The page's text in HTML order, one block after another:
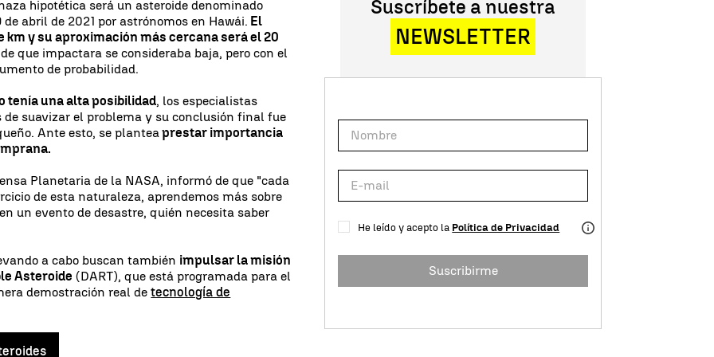
hipotética será un asteroide denominado
abril de 2021 por astrónomos en Hawái. El
km y su aproximación más cercana será el 20
que impactara se consideraba baja, pero con el
de probabilidad.
tenía una alta posibilidad, los especialistas
suavizar el problema y su conclusión final fue
Ante esto, se plantea prestar importancia
Planetaria de la NASA, informó de que "cada
de esta naturaleza, aprendemos más sobre
un evento de desastre, quién necesita saber
a cabo buscan también impulsar la misión
Asteroide (DART), que está programada para el
demostración real detecnología de
Suscríbete a nuestra
NEWSLETTER
He leído y acepto la Política de Privacidad
Suscribirme